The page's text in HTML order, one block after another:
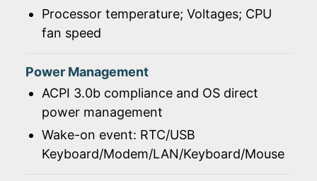
Processor temperature; Voltages; CPU
fan speed
Power Management
ACPI 3.0b compliance and OS direct
power management
Wake-on event: RTC/USB
Keyboard/Modem/LAN/Keyboard/Mouse